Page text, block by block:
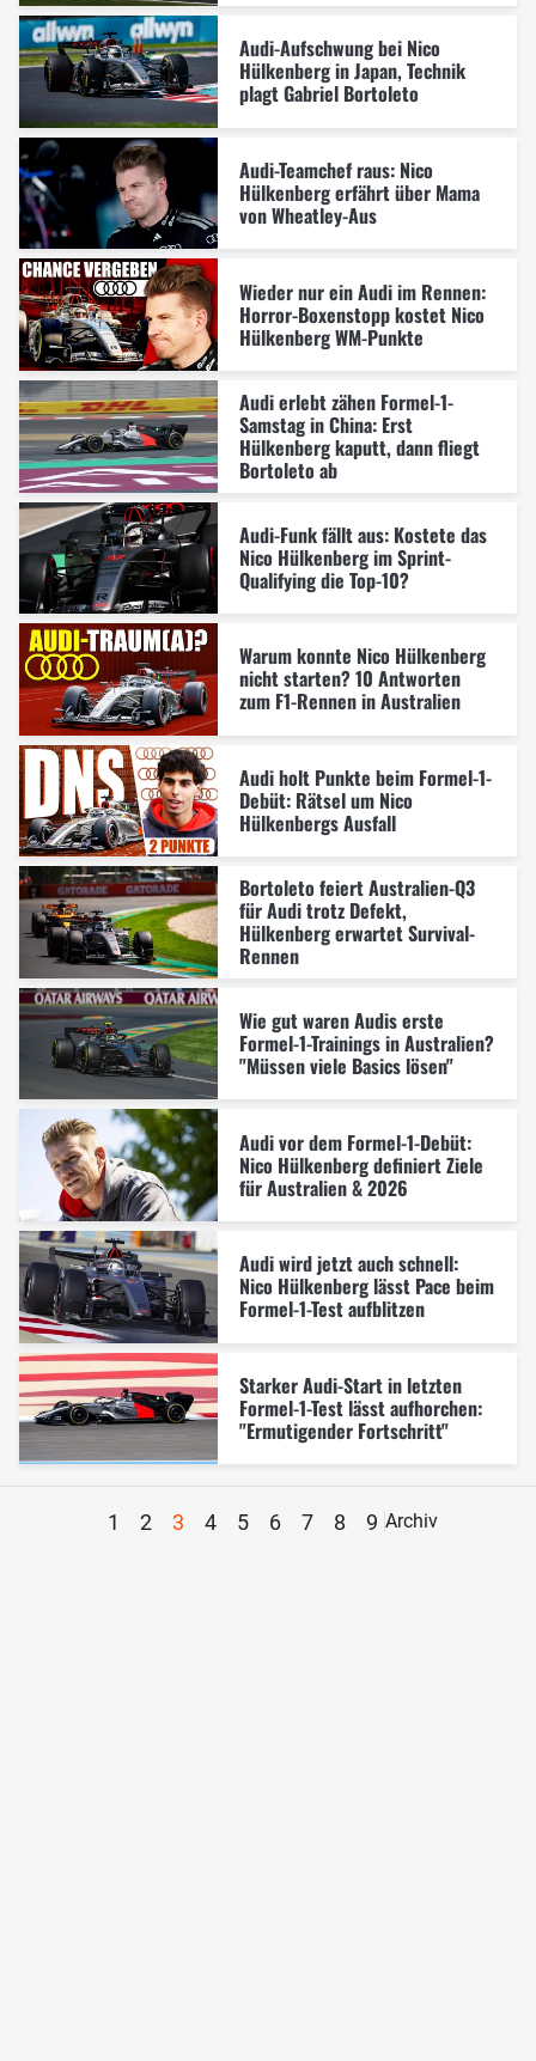
Audi-Aufschwung bei Nico
Hülkenberg in Japan, Technik
plagt Gabriel Bortoleto
Audi-Teamchef raus: Nico
Hülkenberg erfährt über Mama
von Wheatley-Aus
Wieder nur ein Audi im Rennen:
Horror-Boxenstopp kostet Nico
Hülkenberg WM-Punkte
Audi erlebt zähen Formel-1-
Samstag in China: Erst
Hülkenberg kaputt, dann fliegt
Bortoleto ab
Audi-Funk fällt aus: Kostete das
Nico Hülkenberg im Sprint-
Qualifying die Top-10?
Warum konnte Nico Hülkenberg
nicht starten? 10 Antworten
zum F1-Rennen in Australien
Audi holt Punkte beim Formel-1-
Debüt: Rätsel um Nico
Hülkenbergs Ausfall
Bortoleto feiert Australien-Q3
für Audi trotz Defekt,
Hülkenberg erwartet Survival-
Rennen
Wie gut waren Audis erste
Formel-1-Trainings in Australien?
"Müssen viele Basics lösen"
Audi vor dem Formel-1-Debüt:
Nico Hülkenberg definiert Ziele
für Australien & 2026
Audi wird jetzt auch schnell:
Nico Hülkenberg lässt Pace beim
Formel-1-Test aufblitzen
Starker Audi-Start in letzten
Formel-1-Test lässt aufhorchen:
"Ermutigender Fortschritt"
1 2 3 4 5 6 7 8 9 Archiv